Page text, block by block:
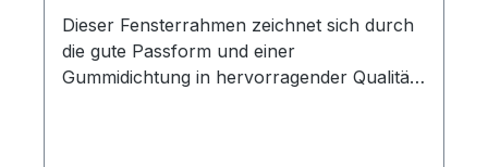
Dieser Fensterrahmen zeichnet sich durch
die gute Passform und einer
Gummidichtung in hervorragender Qualität